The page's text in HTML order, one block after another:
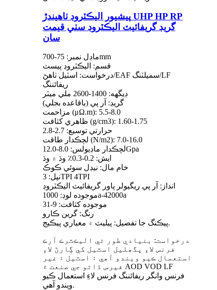
پيشيور اليڪٽروڊ ٺاهيندڙ UHP HP RP
گريڊ گريفائيٽ اليڪٽروڊ سٺي قيمت
سان
ماڊل نمبر: 75-700mm
قسم: اليڪٽروڊ پيسٽ
درخواست: اسٽيل ٺاهڻ/EAF سميلٽنگ/LF
ريفائننگ
ڊيگهه: 1400-2600 ملي ميٽر
گريڊ: آر پي (باقاعده بجلي)
مزاحمت (μΩ.m): 5.5-8.0
ظاهري کثافت (g/cm3): 1.60-1.75
حرارتي توسيع: 2.7-2.8
لچڪدار طاقت (N/m2): 7.0-16.0
لچڪدار ماڊيولس: 8.0-12.0Gpa
ايش: 0.2-0.3٪ وڌ ۾ وڌ
خام مال: نيڊل سوئي ڪوڪ
نپل: 3TPI 4TPI
انداز: آر پي ريگيولر پاور گريفائيٽ اليڪٽروڊ
موجوده لوڊ: 1000a-42000a
موجوده کثافت: 9-31
رنگ: گرين ڪارو
پيڪنگ جا تفصيل: پيليٽ ۾ معياري پيڪيج.
درخواست: بنيادي طور تي اليڪٽرڪ آرڪ
فرنس لاءِ پگھليل اسٽيل کي ڳارڻ لاءِ
استعمال ڪيو ويندو آهي ۽ اسٽيل ۽ غير
فيرس ڌاتو جي صنعت ۾ AOD VOD LF
فرنس وانگر ريفائننگ فرنس لاءِ استعمال ڪيو
ويندو آهي.